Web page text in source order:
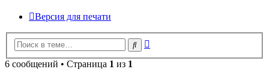
Версия для печати
Поиск
6 сообщений • Страница 1 из 1